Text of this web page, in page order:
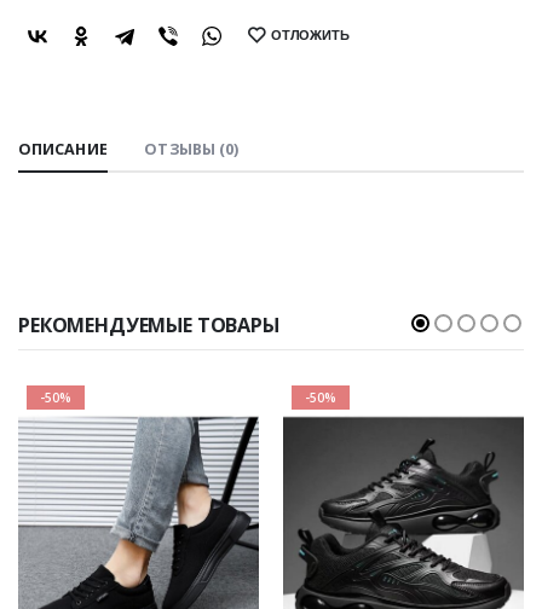
SHARE: ОТЛОЖИТЬ
ОПИСАНИЕ ОТЗЫВЫ (0)
РЕКОМЕНДУЕМЫЕ ТОВАРЫ
-50% -50%